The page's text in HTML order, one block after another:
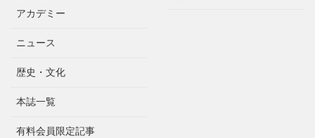
アカデミー
ニュース
歴史・文化
本誌一覧
有料会員限定記事